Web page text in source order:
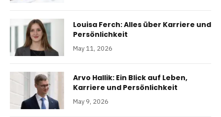
Louisa Ferch: Alles über Karriere und
Persönlichkeit
May 11, 2026
Arvo Hallik: Ein Blick auf Leben,
Karriere und Persönlichkeit
May 9, 2026